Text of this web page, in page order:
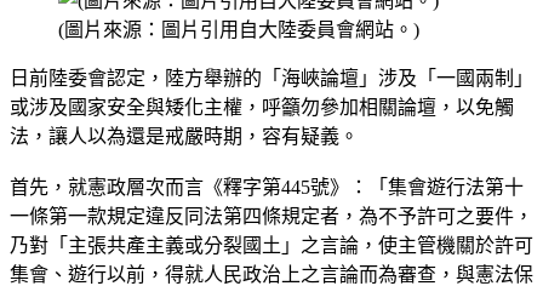
(圖片來源：圖片引用自大陸委員會網站。)
日前陸委會認定，陸方舉辦的「海峽論壇」涉及「一國兩制」
或涉及國家安全與矮化主權，呼籲勿參加相關論壇，以免觸
法，讓人以為還是戒嚴時期，容有疑義。
首先，就憲政層次而言《釋字第445號》：「集會遊行法第十
一條第一款規定違反同法第四條規定者，為不予許可之要件，
乃對「主張共產主義或分裂國土」之言論，使主管機關於許可
集會、遊行以前，得就人民政治上之言論而為審查，與憲法保